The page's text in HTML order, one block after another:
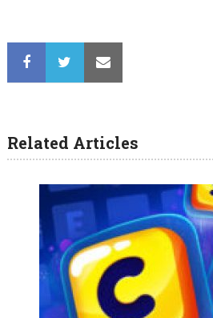
Related Articles